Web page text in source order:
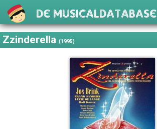
De Musicaldatabase
Zzinderella(1995)